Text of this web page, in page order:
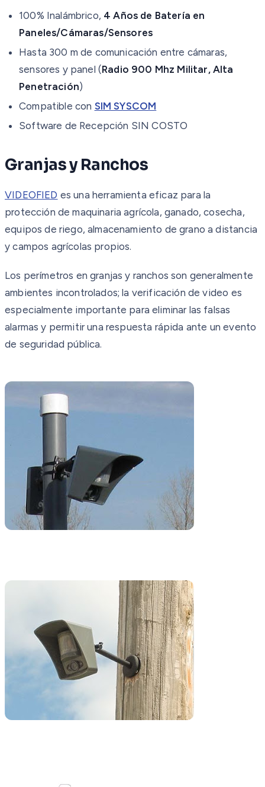
100% Inalámbrico, 4 Años de Batería en
Paneles/Cámaras/Sensores
Hasta 300 m de comunicación entre cámaras,
sensores y panel (Radio 900 Mhz Militar, Alta
Penetración)
Compatible con SIM SYSCOM
Software de Recepción SIN COSTO
Granjas y Ranchos
VIDEOFIED es una herramienta eficaz para la
protección de maquinaria agrícola, ganado, cosecha,
equipos de riego, almacenamiento de grano a distancia
y campos agrícolas propios.
Los perímetros en granjas y ranchos son generalmente
ambientes incontrolados; la verificación de video es
especialmente importante para eliminar las falsas
alarmas y permitir una respuesta rápida ante un evento
de seguridad pública.